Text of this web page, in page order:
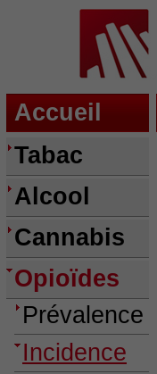
Accueil
Tabac
Alcool
Cannabis
Opioïdes
Prévalence
Incidence